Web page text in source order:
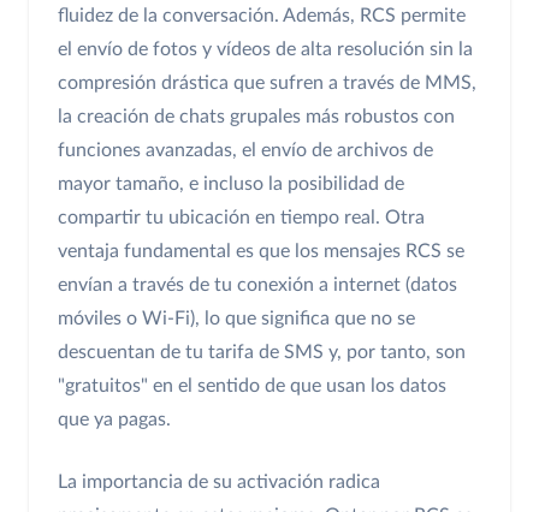
fluidez de la conversación. Además, RCS permite
el envío de fotos y vídeos de alta resolución sin la
compresión drástica que sufren a través de MMS,
la creación de chats grupales más robustos con
funciones avanzadas, el envío de archivos de
mayor tamaño, e incluso la posibilidad de
compartir tu ubicación en tiempo real. Otra
ventaja fundamental es que los mensajes RCS se
envían a través de tu conexión a internet (datos
móviles o Wi-Fi), lo que significa que no se
descuentan de tu tarifa de SMS y, por tanto, son
"gratuitos" en el sentido de que usan los datos
que ya pagas.
La importancia de su activación radica